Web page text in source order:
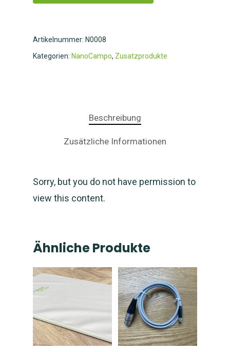
Artikelnummer: N0008
Kategorien: NanoCampo, Zusatzprodukte
Beschreibung
Zusätzliche Informationen
Sorry, but you do not have permission to
view this content.
Ähnliche Produkteverfügbar und
gestartet
Magnetfeld-
System
Magnetfeld-System
Shop